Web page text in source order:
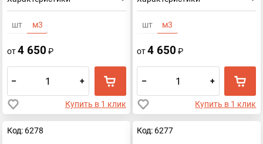
шт м3
от4 650 ₽
– +
Купить в 1 клик
шт м3
от4 650 ₽
– +
Купить в 1 клик
Код: 6278 Код: 6277